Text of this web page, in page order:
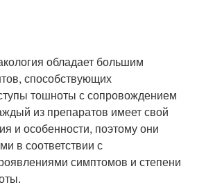
обладает большим
способствующих
тошноты с сопровождением
из препаратов имеет свой
и особенности, поэтому они
в соответствии с
симптомов и степени